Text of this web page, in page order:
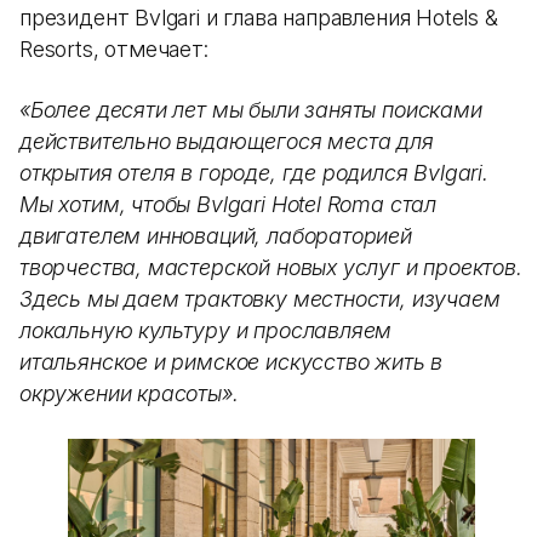
президент Bvlgari и глава направления Hotels &
Resorts, отмечает:
«Более десяти лет мы были заняты поисками
действительно выдающегося места для
открытия отеля в городе, где родился Bvlgari.
Мы хотим, чтобы Bvlgari Hotel Roma стал
двигателем инноваций, лабораторией
творчества, мастерской новых услуг и проектов.
Здесь мы даем трактовку местности, изучаем
локальную культуру и прославляем
итальянское и римское искусство жить в
окружении красоты».